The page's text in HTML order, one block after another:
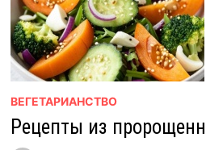
ВЕГЕТАРИАНСТВО
Рецепты из